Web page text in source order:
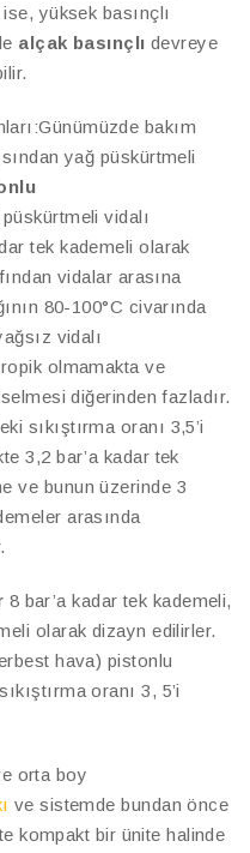
yüksek basınçlı
alçak basınçlı devreye
bakım
yağ püskürtmeli
vidalı
tek kademeli olarak
vidalar arasına
80-100°C civarında
vidalı
olmamakta ve
diğerinden fazladır.
sıkıştırma oranı 3,5’i
3,2 bar’a kadar tek
ve bunun üzerinde 3
arasında
8 bar’a kadar tek kademeli,
olarak dizayn edilirler.
hava) pistonlu
oranı 3, 5’i
orta boy
ve sistemde bundan önce
kompakt bir ünite halinde